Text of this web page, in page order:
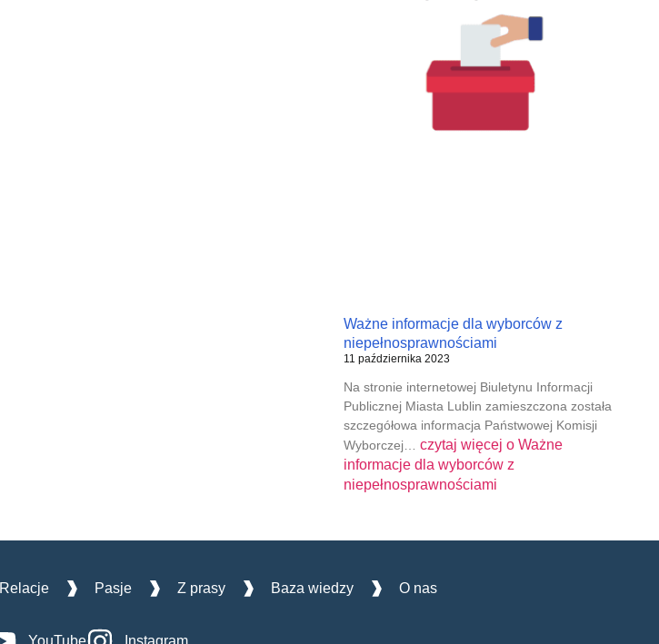
Ważne informacje dla wyborców z
niepełnosprawnościami
11 października 2023
Na stronie internetowej Biuletynu Informacji
Publicznej Miasta Lublin zamieszczona została
szczegółowa informacja Państwowej Komisji
Wyborczej… czytaj więcej oWażne
informacje dla wyborców z
niepełnosprawnościami
Relacje Pasje Z prasy Baza wiedzy O nas